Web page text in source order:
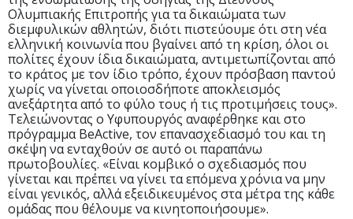
Ολυμπιακής Επιτροπής για τα δικαιώματα των
διεμφυλικών αθλητών, διότι πιστεύουμε ότι στη νέα
ελληνική κοινωνία που βγαίνει από τη κρίση, όλοι οι
πολίτες έχουν ίδια δικαιώματα, αντιμετωπίζονται από
το κράτος με τον ίδιο τρόπο, έχουν πρόσβαση παντού
χωρίς να γίνεται οποιοσδήποτε αποκλεισμός
ανεξάρτητα από το φύλο τους ή τις προτιμήσεις τους».
Τελειώνοντας ο Υφυπουργός αναφέρθηκε και στο
πρόγραμμα BeActive, τον επανασχεδιασμό του και τη
σκέψη να ενταχθούν σε αυτό οι παραπάνω
πρωτοβουλίες. «Είναι κομβικό ο σχεδιασμός που
γίνεται και πρέπει να γίνει τα επόμενα χρόνια να μην
είναι γενικός, αλλά εξειδικευμένος στα μέτρα της κάθε
ομάδας που θέλουμε να κινητοποιήσουμε».